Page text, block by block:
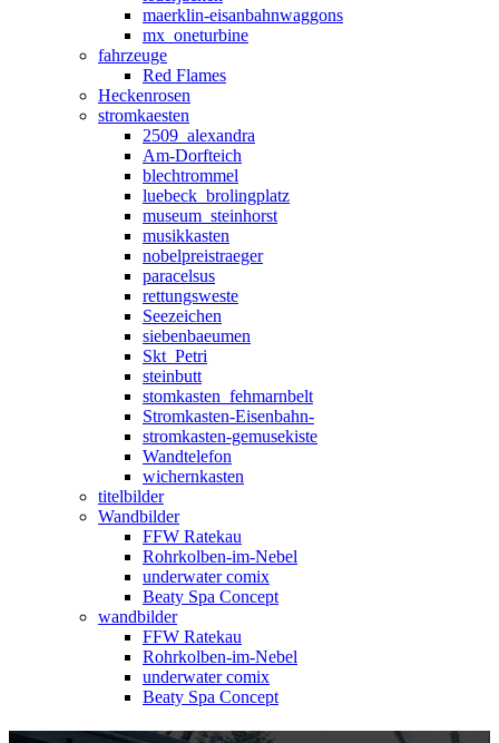
maerklin-eisanbahnwaggons
mx_oneturbine
fahrzeuge
Red Flames
Heckenrosen
stromkaesten
2509_alexandra
Am-Dorfteich
blechtrommel
luebeck_brolingplatz
museum_steinhorst
musikkasten
nobelpreistraeger
paracelsus
rettungsweste
Seezeichen
siebenbaeumen
Skt_Petri
steinbutt
stomkasten_fehmarnbelt
Stromkasten-Eisenbahn-
stromkasten-gemusekiste
Wandtelefon
wichernkasten
titelbilder
Wandbilder
FFW Ratekau
Rohrkolben-im-Nebel
underwater comix
Beaty Spa Concept
wandbilder
FFW Ratekau
Rohrkolben-im-Nebel
underwater comix
Beaty Spa Concept